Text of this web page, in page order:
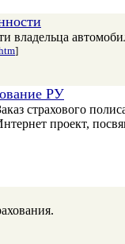
владельца
]
РУ
страхового
проект,